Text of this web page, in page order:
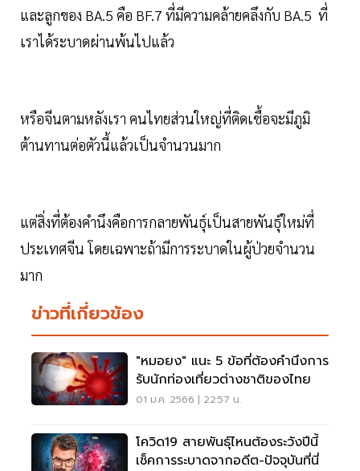
และลูกของ BA.5 คือ BF.7 ที่มีความคล้ายคลึงกับ BA.5 ที่
เราได้ระบาดผ่านพ้นไปแล้ว
หรือจีนตามหลังเรา คนไทยส่วนใหญ่ที่ติดเชื้อจะมีภูมิ
ต้านทานต่อตัวนี้แล้วเป็นจำนวนมาก
แต่สิ่งที่ต้องคำนึงคือการกลายพันธุ์เป็นสายพันธุ์ใหม่ที่
ประเทศจีน โดยเฉพาะถ้ามีการระบาดในผู้ป่วยจำนวน
มาก
ข่าวที่เกี่ยวข้อง
"หมอยง" แนะ 5 ข้อที่ต้องคำนึงการ
รับนักท่องเที่ยวต่างชาติของไทย
01 ม.ค. 2566 | 22:57 น.
โควิด19 สายพันธุ์ไหนต้องระวังปีนี้
เช็คการระบาดจากอดีต-ปัจจุบันที่นี่